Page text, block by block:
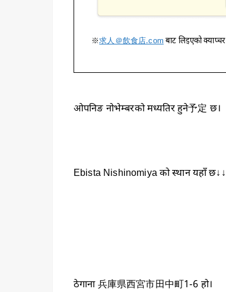
※求人＠飲食店.com बाट लिइएको क्याप्चर
ओपनिङ नोभेम्बरको मध्यतिर हुने予定 छ।
Ebista Nishinomiya को स्थान यहाँ छ↓↓
ठेगाना 兵庫県西宮市田中町1-6 हो।